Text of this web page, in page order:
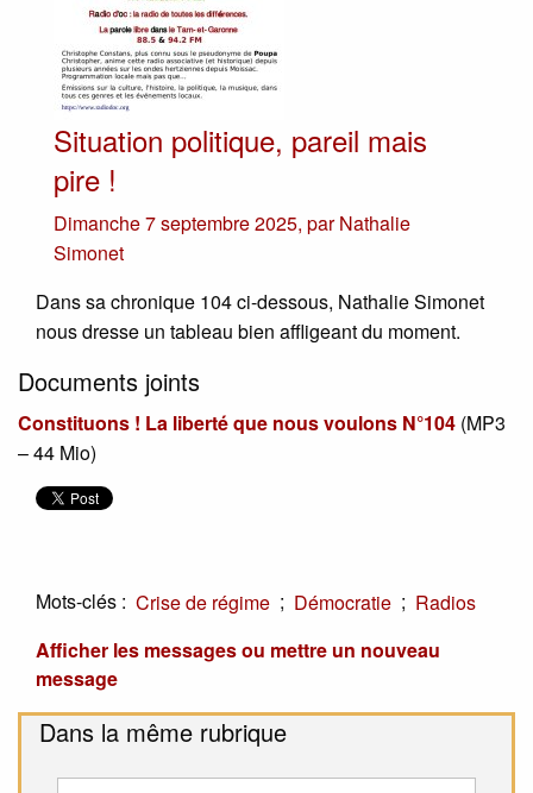
Situation politique, pareil mais
pire !
Dimanche 7 septembre 2025, parNathalie
Simonet
Dans sa chronique 104 ci-dessous, Nathalie Simonet
nous dresse un tableau bien affligeant du moment.
Documents joints
Constituons ! La liberté que nous voulons N°104 (MP3
– 44 Mio)
Mots-clés : Crise de régime ; Démocratie ; Radios
Afficher les messages ou mettre un nouveau
message
Dans la même rubrique